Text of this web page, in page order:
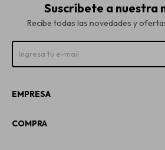
Suscríbete a nuestra
Recibe todas las novedades y
EMPRESA
COMPRA